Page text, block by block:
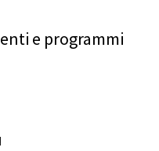
e programmi